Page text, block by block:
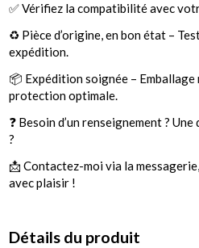
✅ Vérifiez la compatibilité avec
♻️ Pièce d’origine, en bon état –
expédition.
📦 Expédition soignée –
protection optimale.
❓ Besoin d’un renseignement ?
?
📩 Contactez-moi via la
avec plaisir !
Détails du produit